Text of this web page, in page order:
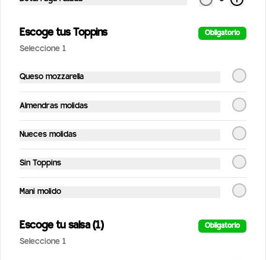
frosting.(Contiene nueces).
Snicker de Maní
Street Frieds
Escoge tus Toppins Obligatorio
Seleccione 1
Queso mozzarella
Almendras molidas
Nueces molidas
Sin Toppins
Mani molido
Escoge tu salsa (1) Obligatorio
Seleccione 1